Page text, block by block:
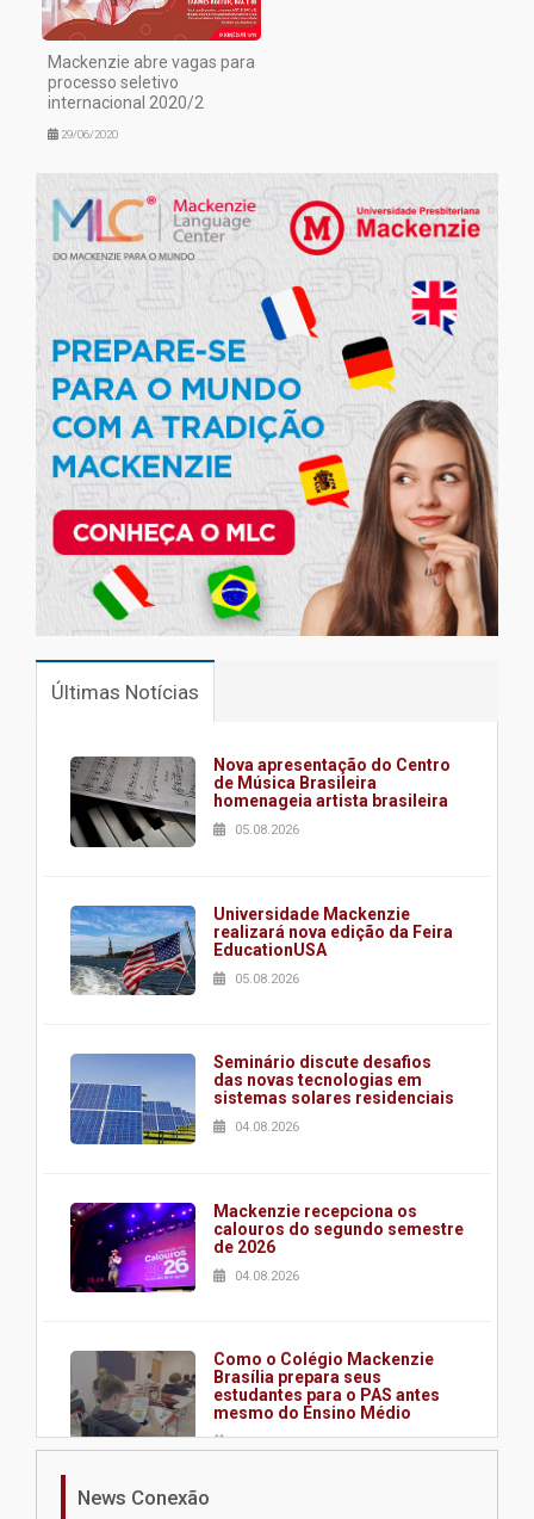
Mackenzie abre vagas para
processo seletivo
internacional 2020/2
29/06/2020
Últimas Notícias
Nova apresentação do Centro
de Música Brasileira
homenageia artista brasileira
05.08.2026
Universidade Mackenzie
realizará nova edição da Feira
EducationUSA
05.08.2026
Seminário discute desafios
das novas tecnologias em
sistemas solares residenciais
04.08.2026
Mackenzie recepciona os
calouros do segundo semestre
de 2026
04.08.2026
Como o Colégio Mackenzie
Brasília prepara seus
estudantes para o PAS antes
mesmo do Ensino Médio
04.08.2026
News Conexão